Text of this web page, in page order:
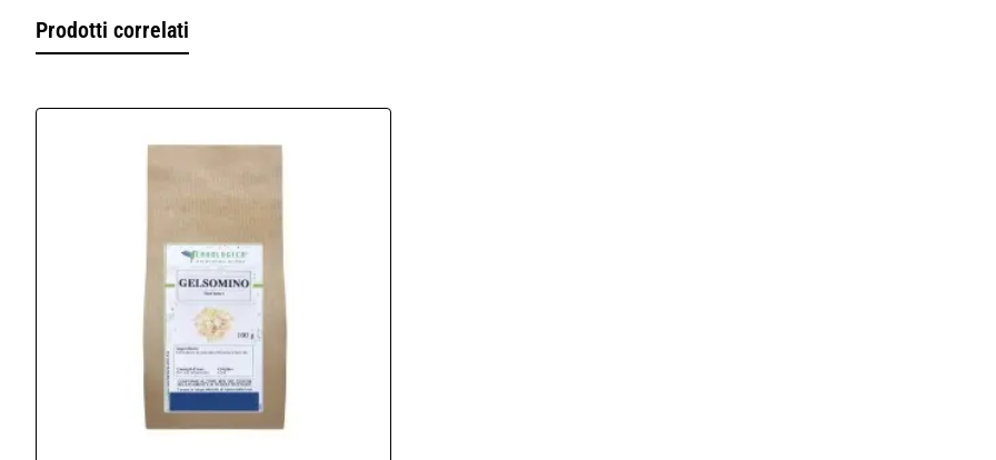
Il suo olio essenziale, profumato persistente, è impiegato nella preparazione dei profumi.
Marca Erbologica Amazonas Andes
Prodotti correlati